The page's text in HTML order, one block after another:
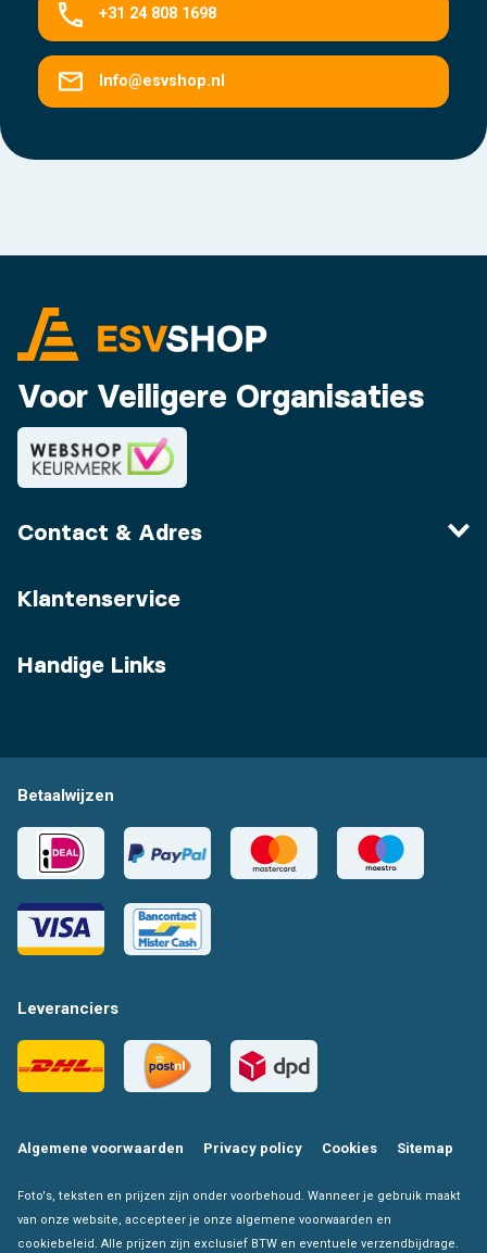
+31 24 808 1698
Info@esvshop.nl
Voor Veiligere Organisaties
Contact & Adres
Klantenservice
Handige Links
Betaalwijzen
Leveranciers
Algemene voorwaarden Privacy policy Cookies Sitemap
Foto's, teksten en prijzen zijn onder voorbehoud. Wanneer je gebruik maakt
van onze website, accepteer je onze algemene voorwaarden en
cookiebeleid. Alle prijzen zijn exclusief BTW en eventuele verzendbijdrage.